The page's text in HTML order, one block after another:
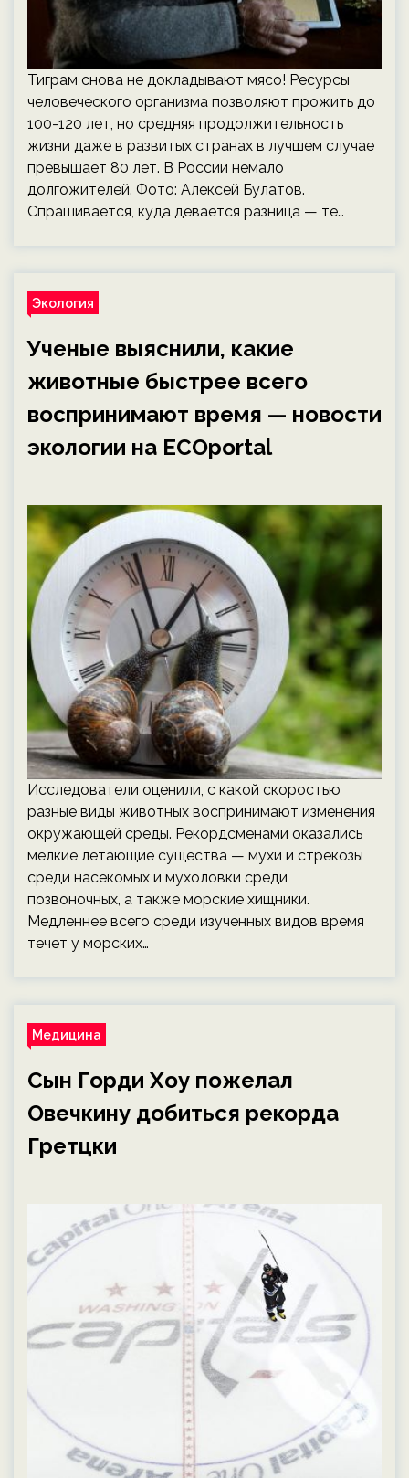
Тиграм снова не докладывают мясо! Ресурсы
человеческого организма позволяют прожить до
100-120 лет, но средняя продолжительность
жизни даже в развитых странах в лучшем случае
превышает 80 лет. В России немало
долгожителей. Фото: Алексей Булатов.
Спрашивается, куда девается разница — те…
Экология
Ученые выяснили, какие
животные быстрее всего
воспринимают время — новости
экологии на ECOportal
Исследователи оценили, с какой скоростью
разные виды животных воспринимают изменения
окружающей среды. Рекордсменами оказались
мелкие летающие существа — мухи и стрекозы
среди насекомых и мухоловки среди
позвоночных, а также морские хищники.
Медленнее всего среди изученных видов время
течет у морских…
Медицина
Сын Горди Хоу пожелал
Овечкину добиться рекорда
Гретцки